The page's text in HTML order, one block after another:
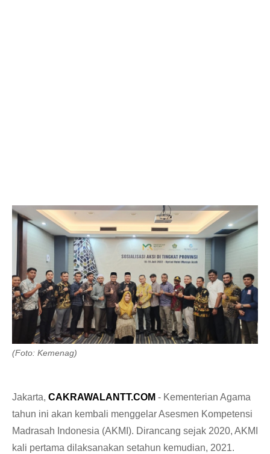
(Foto: Kemenag)
Jakarta, CAKRAWALANTT.COM - Kementerian Agama
tahun ini akan kembali menggelar Asesmen Kompetensi
Madrasah Indonesia (AKMI). Dirancang sejak 2020, AKMI
kali pertama dilaksanakan setahun kemudian, 2021.